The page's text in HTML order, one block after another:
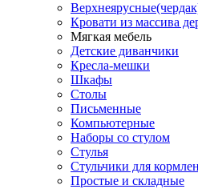
Кровати из массива
Мягкая мебель
Детские диванчики
Кресла-мешки
Шкафы
Столы
Письменные
Компьютерные
Наборы со стулом
Стулья
Стульчики для
Простые и складные